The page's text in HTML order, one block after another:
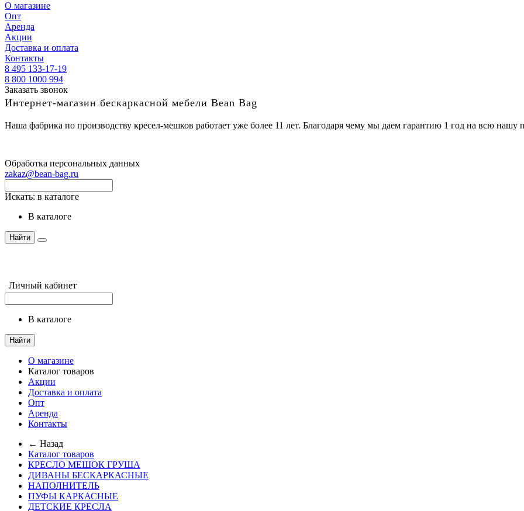
О магазине
Опт
Аренда
Акции
Доставка и оплата
Контакты
8 495 133-17-19
8 800 1000 994
Заказать звонок
Интернет-магазин бескаркасной мебели Bean Bag
Наша фабрика по производству кресел-мешков работает уже более 11 лет. Благодаря чему мы даем гарантию 1 год на всю нашу
Обработка персональных данных
zakaz@bean-bag.ru
Искать: в каталоге
в каталоге
Найти
Личный кабинет
в каталоге
Найти
О магазине
Каталог товаров
Акции
Доставка и оплата
Опт
Аренда
Контакты
← Назад
Каталог товаров
КРЕСЛО МЕШОК ГРУША
ДИВАНЫ БЕСКАРКАСНЫЕ
НАПОЛНИТЕЛЬ
ПУФЫ КАРКАСНЫЕ
ДЕТСКИЕ КРЕСЛА